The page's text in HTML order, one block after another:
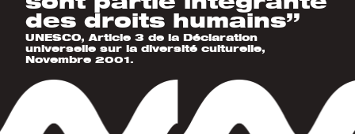
des droits humains”
UNESCO, Article 3 de la Déclaration
universelle sur la diversité culturelle,
Novembre 2001.